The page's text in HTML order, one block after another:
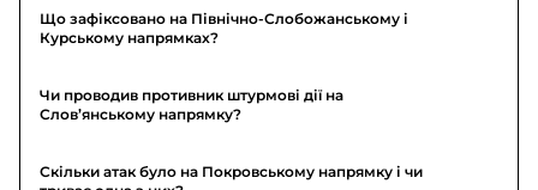
Що зафіксовано на Північно-Слобожанському і
Курському напрямках?
Чи проводив противник штурмові дії на
Слов’янському напрямку?
Скільки атак було на Покровському напрямку і чи